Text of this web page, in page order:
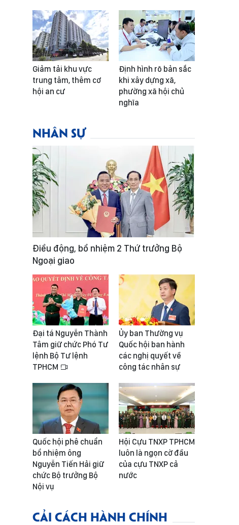
Giảm tải khu vực
trung tâm, thêm cơ
hội an cư
Định hình rõ bản sắc
khi xây dựng xã,
phường xã hội chủ
nghĩa
NHÂN SỰ
Điều động, bổ nhiệm 2 Thứ trưởng Bộ
Ngoại giao
Đại tá Nguyễn Thành
Tâm giữ chức Phó Tư
lệnh Bộ Tư lệnh
TPHCM
Ủy ban Thường vụ
Quốc hội ban hành
các nghị quyết về
công tác nhân sự
Quốc hội phê chuẩn
bổ nhiệm ông
Nguyễn Tiến Hải giữ
chức Bộ trưởng Bộ
Nội vụ
Hội Cựu TNXP TPHCM
luôn là ngọn cờ đầu
của cựu TNXP cả
nước
CẢI CÁCH HÀNH CHÍNH